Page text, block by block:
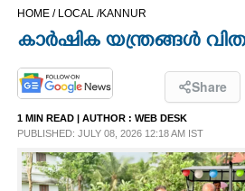
OPINION
PHOTOS
LIFESTYLE
HOME / LOCAL /KANNUR
കാർഷിക യന്ത്രങ്ങൾ
Share
1 MIN READ | AUTHOR : WEB DESK
PUBLISHED: JULY 08, 2026 12:18 AM IST